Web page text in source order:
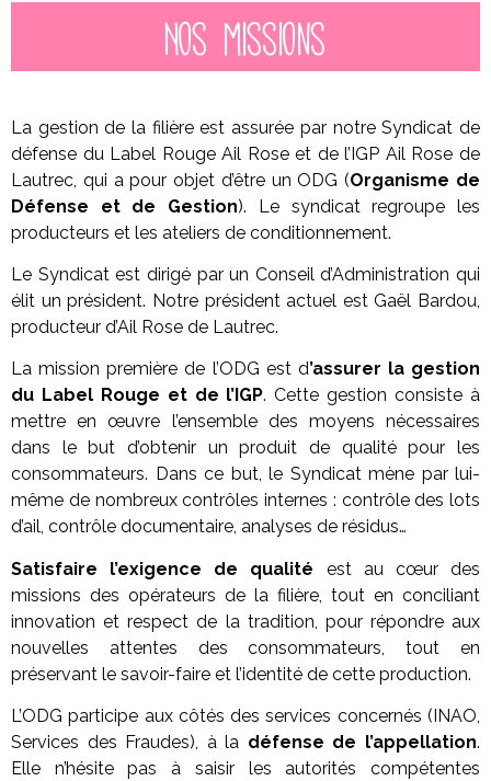
Nos missions
La gestion de la filière est assurée par notre Syndicat de
défense du Label Rouge Ail Rose et de l’IGP Ail Rose de
Lautrec, qui a pour objet d’être un ODG (Organisme de
Défense et de Gestion). Le syndicat regroupe les
producteurs et les ateliers de conditionnement.
Le Syndicat est dirigé par un Conseil d’Administration qui
élit un président. Notre président actuel est Gaël Bardou,
producteur d’Ail Rose de Lautrec.
La mission première de l’ODG est d’assurer la gestion
du Label Rouge et de l’IGP. Cette gestion consiste à
mettre en œuvre l’ensemble des moyens nécessaires
dans le but d’obtenir un produit de qualité pour les
consommateurs. Dans ce but, le Syndicat mène par lui-
même de nombreux contrôles internes : contrôle des lots
d’ail, contrôle documentaire, analyses de résidus…
Satisfaire l’exigence de qualité est au cœur des
missions des opérateurs de la filière, tout en conciliant
innovation et respect de la tradition, pour répondre aux
nouvelles attentes des consommateurs, tout en
préservant le savoir-faire et l’identité de cette production.
L’ODG participe aux côtés des services concernés (INAO,
Services des Fraudes), à la défense de l’appellation.
Elle n’hésite pas à saisir les autorités compétentes